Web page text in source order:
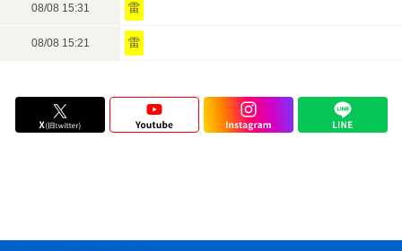
08/08 15:31 雷
08/08 15:21 雷